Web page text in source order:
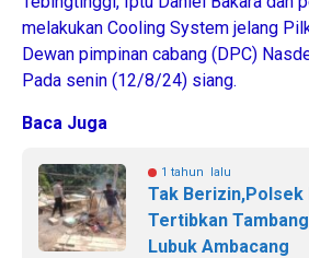
melakukan Cooling System jelang
Dewan pimpinan cabang (DPC)
Pada senin (12/8/24) siang.
Baca Juga
1 tahun lalu
Tak Berizin,Polsek
Tertibkan
Lubuk Ambacang